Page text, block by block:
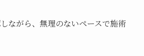
ながら、無理のないペースで施術